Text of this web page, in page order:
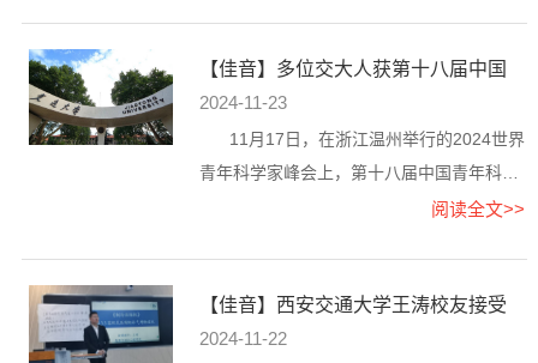
就读于西安交通大学应用数学专业，获博士
学位。现任山西大学学术委员会主任，计算
智能与中文信息处理教育部实验室主任，中
国计算机学会人工智能与模式识别专委会主
【佳音】多位交大人获第十八届中国
青年科技奖
2024-11-23
11月17日，在浙江温州举行的2024世界
青年科学家峰会上，第十八届中国青年科技
奖正式揭晓。多位西安交大人入选。（按榜
热能专业，获学士学位；2006年毕业于西安
交通大学动力工程及工程热物理专业，获博
阅读全文>>
【佳音】西安交通大学王涛校友接受
河南广播电视台专访
2024-11-22